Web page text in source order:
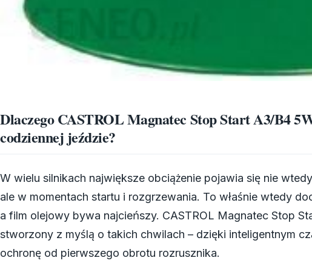
Dlaczego CASTROL Magnatec Stop Start A3/B4
codziennej jeździe?
W wielu silnikach największe obciążenie pojawia się nie
ale w momentach startu i rozgrzewania. To właśnie wtedy
a film olejowy bywa najcieńszy. CASTROL Magnatec Stop
stworzony z myślą o takich chwilach – dzięki inteligentnym
ochronę od pierwszego obrotu rozrusznika.